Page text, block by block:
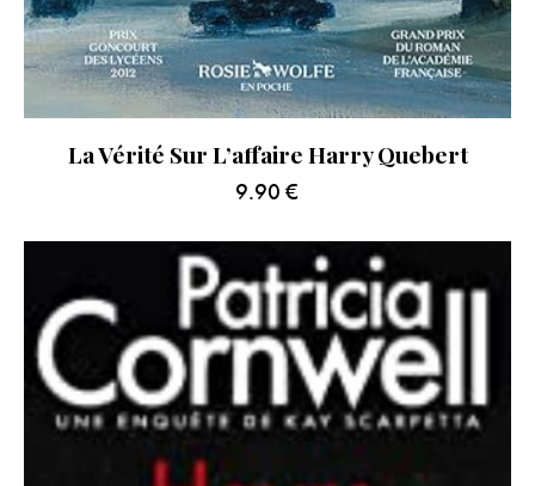
La Vérité Sur L’affaire Harry Quebert
9.90 €